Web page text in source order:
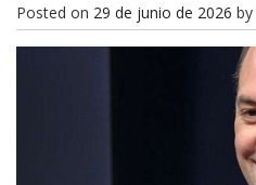
Posted on 29 de junio de 2026 by